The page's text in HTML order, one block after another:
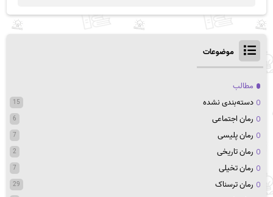
موضوعات
مطالب
دسته‌بندی نشده
15
رمان اجتماعی 6
رمان پلیسی 7
رمان تاریخی 2
رمان تخیلی 7
رمان ترسناک 29